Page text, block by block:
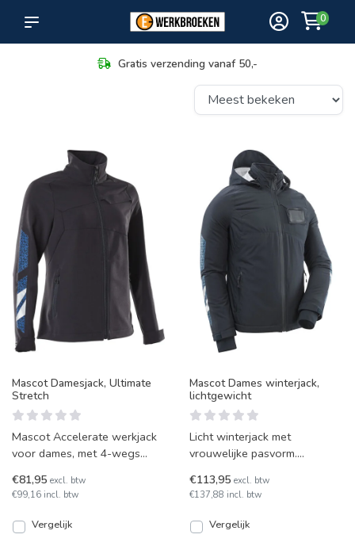
0
vanaf 50,-
Mascot Damesjack, Ultimate
Stretch
Mascot Accelerate werkjack
voor dames, met 4-wegs
mouwen. Voorzien van r
€81,95 excl. btw
€99,16 incl. btw
Vergelijk
Mascot Dames winterjack,
lichtgewicht
Licht winterjack met
vrouwelijke pasvorm.
met ademend Climascot®
mater
€113,95 excl. btw
€137,88 incl. btw
Vergelijk